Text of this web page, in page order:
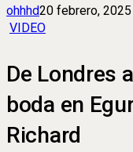
ohhhd20 febrero, 2025
VIDEO
De Londres
boda en
Richard